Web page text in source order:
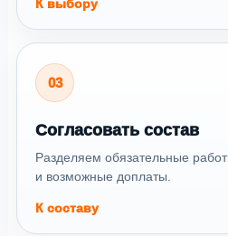
К выбору
03
Согласовать состав
Разделяем обязательные
и возможные доплаты.
К составу